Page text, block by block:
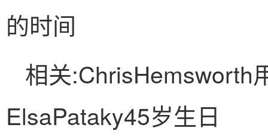
的时间
相关:ChrisHemsworth
ElsaPataky45岁生日